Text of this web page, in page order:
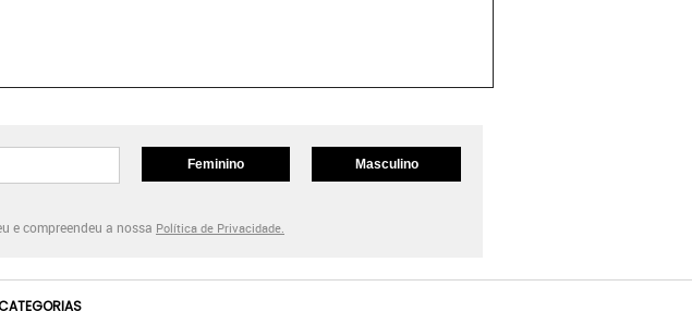
Feminino Masculino
e compreendeu a nossa Política de Privacidade.